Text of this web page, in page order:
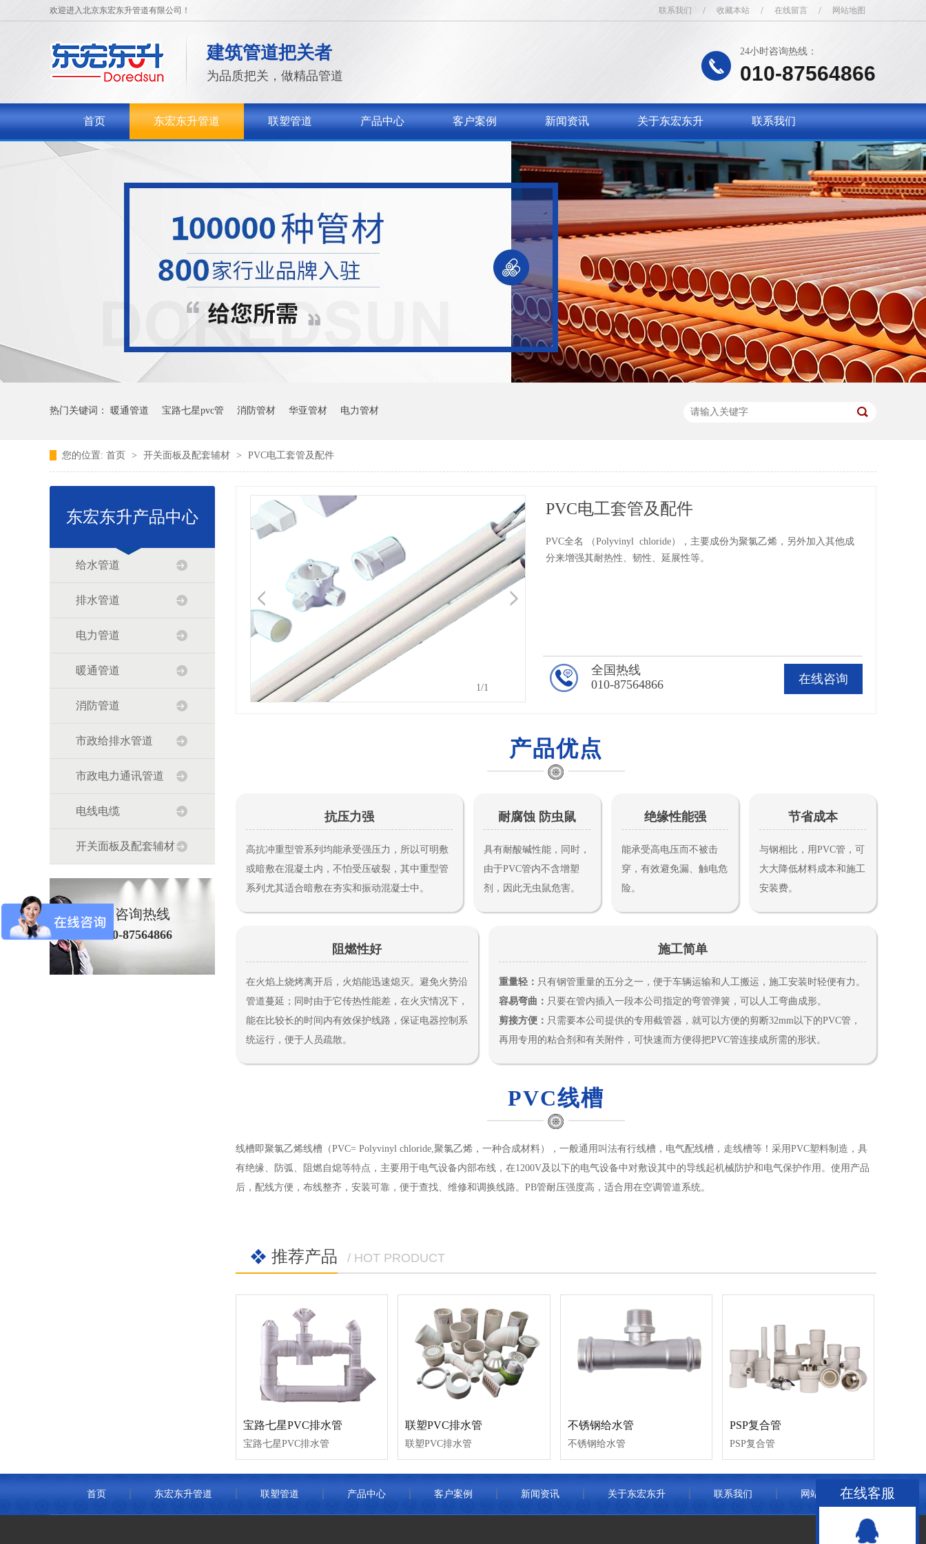
欢迎进入北京东宏东升管道有限公司！ 联系我们 / 收藏本站 / 在线留言 / 网站地图
建筑管道把关者
为品质把关，做精品管道
24小时咨询热线：
010-87564866
首页 东宏东升管道 联塑管道 产品中心 客户案例 新闻资讯 关于东宏东升 联系我们
热门关键词： 暖通管道 宝路七星pvc管 消防管材 华亚管材 电力管材
您的位置: 首页 > 开关面板及配套辅材 > PVC电工套管及配件
东宏东升产品中心
给水管道
排水管道
电力管道
暖通管道
消防管道
市政给排水管道
市政电力通讯管道
电线电缆
开关面板及配套辅材
咨询热线
010-87564866
1/1
PVC电工套管及配件
PVC全名 （Polyvinyl chloride），主要成份为聚氯乙烯，另外加入其他成
分来增强其耐热性、韧性、延展性等。
在线咨询
全国热线
010-87564866
产品优点
抗压力强
高抗冲重型管系列均能承受强压力，所以可明敷
或暗敷在混凝土内，不怕受压破裂，其中重型管
系列尤其适合暗敷在夯实和振动混凝士中。
耐腐蚀 防虫鼠
具有耐酸碱性能，同时，
由于PVC管内不含增塑
剂，因此无虫鼠危害。
绝缘性能强
能承受高电压而不被击
穿，有效避免漏、触电危
险。
节省成本
与钢相比，用PVC管，可
大大降低材料成本和施工
安装费。
阻燃性好
在火焰上烧烤离开后，火焰能迅速熄灭。避免火势沿
管道蔓延；同时由于它传热性能差，在火灾情况下，
能在比较长的时间内有效保护线路，保证电器控制系
统运行，便于人员疏散。
施工简单
重量轻： 只有钢管重量的五分之一，便于车辆运输和人工搬运，施工安装时轻便有力。
容易弯曲： 只要在管内插入一段本公司指定的弯管弹簧，可以人工弯曲成形。
剪接方便： 只需要本公司提供的专用截管器，就可以方便的剪断32mm以下的PVC管，
再用专用的粘合剂和有关附件，可快速而方便得把PVC管连接成所需的形状。
PVC线槽
线槽即聚氯乙烯线槽（PVC= Polyvinyl chloride,聚氯乙烯，一种合成材料），一般通用叫法有行线槽，电气配线槽，走线槽等！采用PVC塑料制造，具
有绝缘、防弧、阻燃自熄等特点，主要用于电气设备内部布线，在1200V及以下的电气设备中对敷设其中的导线起机械防护和电气保护作用。使用产品
后，配线方便，布线整齐，安装可靠，便于查找、维修和调换线路。PB管耐压强度高，适合用在空调管道系统。
推荐产品 / HOT PRODUCT
宝路七星PVC排水管
宝路七星PVC排水管
联塑PVC排水管
联塑PVC排水管
不锈钢给水管
不锈钢给水管
PSP复合管
PSP复合管
首页 东宏东升管道 联塑管道 产品中心 客户案例 新闻资讯 关于东宏东升 联系我们 网站地图 在线客服